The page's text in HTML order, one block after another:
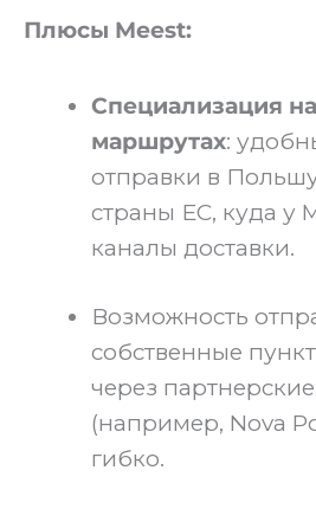
Плюсы Meest:
Специализация
маршрутах:
отправки в
страны ЕС, куда у
каналы доставки.
Возможность
собственные
через
(например, Nova
гибко.